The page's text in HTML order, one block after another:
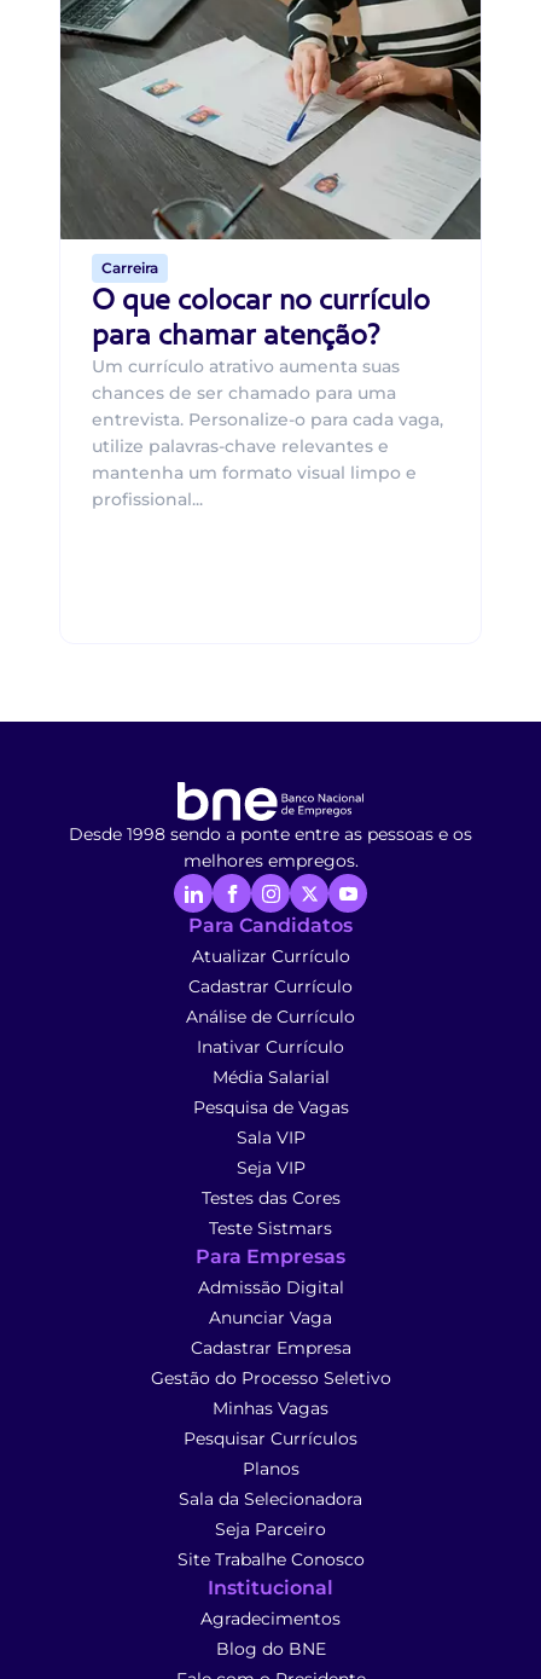
Carreira
O que colocar no currículo
para chamar atenção?
Um currículo atrativo aumenta suas
chances de ser chamado para uma
entrevista. Personalize-o para cada vaga,
utilize palavras-chave relevantes e
mantenha um formato visual limpo e
profissional...
Desde 1998 sendo a ponte entre as pessoas e os
melhores empregos.
Para Candidatos
Atualizar Currículo
Cadastrar Currículo
Análise de Currículo
Inativar Currículo
Média Salarial
Pesquisa de Vagas
Sala VIP
Seja VIP
Testes das Cores
Teste Sistmars
Para Empresas
Admissão Digital
Anunciar Vaga
Cadastrar Empresa
Gestão do Processo Seletivo
Minhas Vagas
Pesquisar Currículos
Planos
Sala da Selecionadora
Seja Parceiro
Site Trabalhe Conosco
Institucional
Agradecimentos
Blog do BNE